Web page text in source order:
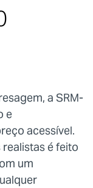
a SRM-
e
acessível.
é feito
um